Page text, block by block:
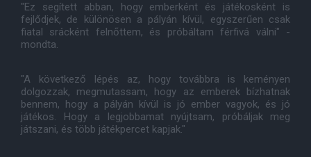
"Ez segített abban, hogy emberként és játékosként is
fejlődjek, de különösen a pályán kívül, egyszerűen csak
fiatal srácként felnőttem, és próbáltam férfivá válni" -
mondta.
"A következő lépés az, hogy továbbra is keményen
dolgozzak, megmutassam, hogy az emberek bízhatnak
bennem, hogy a pályán kívül is jó ember vagyok, és jó
játékos. Hogy a legjobbamat nyújtsam, próbáljak meg
játszani, és több játékpercet kapjak."